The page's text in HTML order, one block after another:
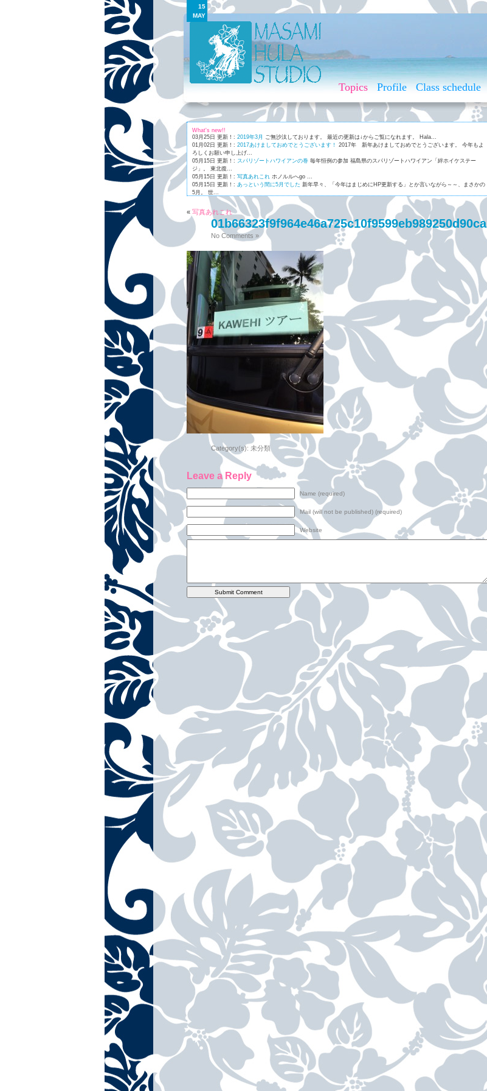
Topics Profile Class schedule
What's new!!
03月25日 更新！: 2019年3月 ご無沙汰しております。 最近の更新は↓からご覧になれます。 Hala...
01月02日 更新！: 2017あけましておめでとうございます！
2017年 新年あけましておめでとうございます。 今年もよ
ろしくお願い申し上げ...
05月15日 更新！: スパリゾートハワイアンの巻 毎年恒例の参加 福島県のスパリゾートハワイアン「絆ホイケステー
ジ」。 東北復...
05月15日 更新！: 写真あれこれ ホノルルへgo ...
05月15日 更新！: あっという間に5月でした 新年早々、「今年はまじめにHP更新する」とか言いながら～～、まさかの
5月。 世...
01月03日 更新！: Maunaleo 皆様ご存じ、ケアリー・レイシェルの名曲「マウナレオ」。 マウナレオと...
« 写真あれこれ
15
MAY
01b66323f9f964e46a725c10f9599eb989250d90ca
No Comments »
Category(s): 未分類
Leave a Reply
Name (required)
Mail (will not be published) (required)
Website